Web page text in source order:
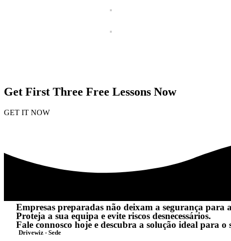
Get First Three Free Lessons Now
GET IT NOW
Empresas preparadas não deixam a segurança para
Proteja a sua equipa e evite riscos desnecessários.
Fale connosco hoje e descubra a solução ideal para o
Drivewiz - Sede